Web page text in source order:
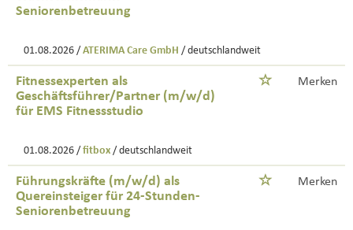
Seniorenbetreuung
01.08.2026 / ATERIMA Care GmbH / deutschlandweit
Fitnessexperten als
Geschäftsführer/Partner (m/w/d)
für EMS Fitnessstudio
Merken
01.08.2026 / fitbox / deutschlandweit
Führungskräfte (m/w/d) als
Quereinsteiger für 24-Stunden-
Seniorenbetreuung
Merken